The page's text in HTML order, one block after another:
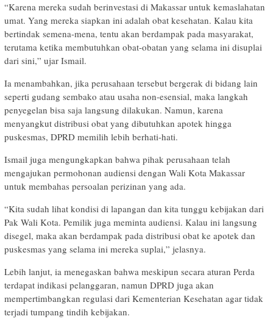
“Karena mereka sudah berinvestasi di Makassar untuk kemaslahatan
umat. Yang mereka siapkan ini adalah obat kesehatan. Kalau kita
bertindak semena-mena, tentu akan berdampak pada masyarakat,
terutama ketika membutuhkan obat-obatan yang selama ini disuplai
dari sini,” ujar Ismail.
Ia menambahkan, jika perusahaan tersebut bergerak di bidang lain
seperti gudang sembako atau usaha non-esensial, maka langkah
penyegelan bisa saja langsung dilakukan. Namun, karena
menyangkut distribusi obat yang dibutuhkan apotek hingga
puskesmas, DPRD memilih lebih berhati-hati.
Ismail juga mengungkapkan bahwa pihak perusahaan telah
mengajukan permohonan audiensi dengan Wali Kota Makassar
untuk membahas persoalan perizinan yang ada.
“Kita sudah lihat kondisi di lapangan dan kita tunggu kebijakan dari
Pak Wali Kota. Pemilik juga meminta audiensi. Kalau ini langsung
disegel, maka akan berdampak pada distribusi obat ke apotek dan
puskesmas yang selama ini mereka suplai,” jelasnya.
Lebih lanjut, ia menegaskan bahwa meskipun secara aturan Perda
terdapat indikasi pelanggaran, namun DPRD juga akan
mempertimbangkan regulasi dari Kementerian Kesehatan agar tidak
terjadi tumpang tindih kebijakan.